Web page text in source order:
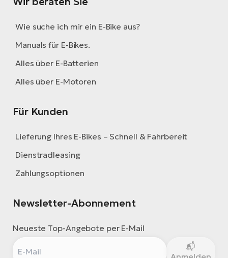
Wie suche ich mir ein E-Bike aus?
Manuals für E-Bikes.
Alles über E-Batterien
Alles über E-Motoren
Für Kunden
Lieferung Ihres E-Bikes – Schnell & Fahrbereit
Dienstradleasing
Zahlungsoptionen
Newsletter-Abonnement
Neueste Top-Angebote per E-Mail